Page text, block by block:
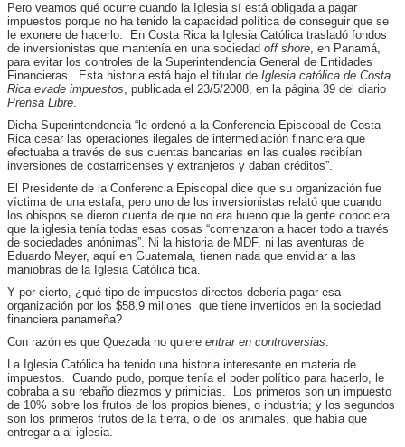
Pero veamos qué ocurre cuando la Iglesia sí está obligada a pagar
impuestos porque no ha tenido la capacidad política de conseguir que se
le exonere de hacerlo. En Costa Rica la Iglesia Católica trasladó fondos
de inversionistas que mantenía en una sociedad off shore, en Panamá,
para evitar los controles de la Superintendencia General de Entidades
Financieras. Esta historia está bajo el titular de Iglesia católica de Costa
Rica evade impuestos, publicada el 23/5/2008, en la página 39 del diario
Prensa Libre.
Dicha Superintendencia “le ordenó a la Conferencia Episcopal de Costa
Rica cesar las operaciones ilegales de intermediación financiera que
efectuaba a través de sus cuentas bancarias en las cuales recibían
inversiones de costarricenses y extranjeros y daban créditos”.
El Presidente de la Conferencia Episcopal dice que su organización fue
víctima de una estafa; pero uno de los inversionistas relató que cuando
los obispos se dieron cuenta de que no era bueno que la gente conociera
que la iglesia tenía todas esas cosas “comenzaron a hacer todo a través
de sociedades anónimas”. Ni la historia de MDF, ni las aventuras de
Eduardo Meyer, aquí en Guatemala, tienen nada que envidiar a las
maniobras de la Iglesia Católica tica.
Y por cierto, ¿qué tipo de impuestos directos debería pagar esa
organización por los $58.9 millones que tiene invertidos en la sociedad
financiera panameña?
Con razón es que Quezada no quiere entrar en controversias.
La Iglesia Católica ha tenido una historia interesante en materia de
impuestos. Cuando pudo, porque tenía el poder político para hacerlo, le
cobraba a su rebaño diezmos y primicias. Los primeros son un impuesto
de 10% sobre los frutos de los propios bienes, o industria; y los segundos
son los primeros frutos de la tierra, o de los animales, que había que
entregar a al iglesia.